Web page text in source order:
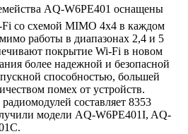
AQ-W6PE401 оснащены
со схемой MIMO 4x4 в каждом
работы в диапазонах 2,4 и 5
покрытие Wi-Fi в новом
более надежной и безопасной
способностью, большей
помех от устройств.
составляет 8353
модели AQ-W6PE401I, AQ-